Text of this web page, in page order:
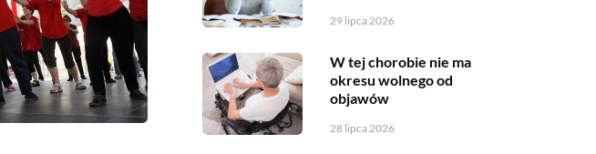
29 lipca 2026
W tej chorobie nie ma
okresu wolnego od
objawów
28 lipca 2026